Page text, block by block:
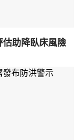
助降臥床風險